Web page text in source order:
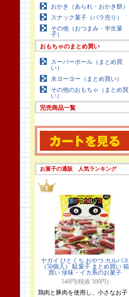
おかき（あられ・おかき餅）
スナック菓子（バラ売り）
その他（おつまみ・半生菓
子）
おもちゃのまとめ買い
スーパーボール（まとめ買
い）
水ヨーヨー（まとめ買い）
その他のおもちゃ（まとめ買
い）
完売商品一覧
お菓子の通販 人気ランキング
ヤガイ ひとくち おやつ カルパス
（50個入） 駄菓子 まとめ買い 箱
買い 珍味・イカ系のお菓子
540円(税抜 500円)
鶏肉と豚肉を使用し、小さなお子